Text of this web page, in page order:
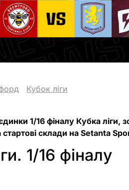
Кубок ліги
1/16 фіналу Кубка
склади на Setanta
1/16 фіналу